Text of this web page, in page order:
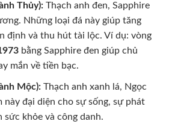
Thủy):Thạch anh đen, Sapphire
Những loại đá này giúp tăng
định và thu hút tài lộc. Ví dụ: vòng
bằng Sapphire đen giúp chủ
mắn về tiền bạc.
Mộc):Thạch anh xanh lá, Ngọc
này đại diện cho sự sống, sự phát
khỏe và công danh.